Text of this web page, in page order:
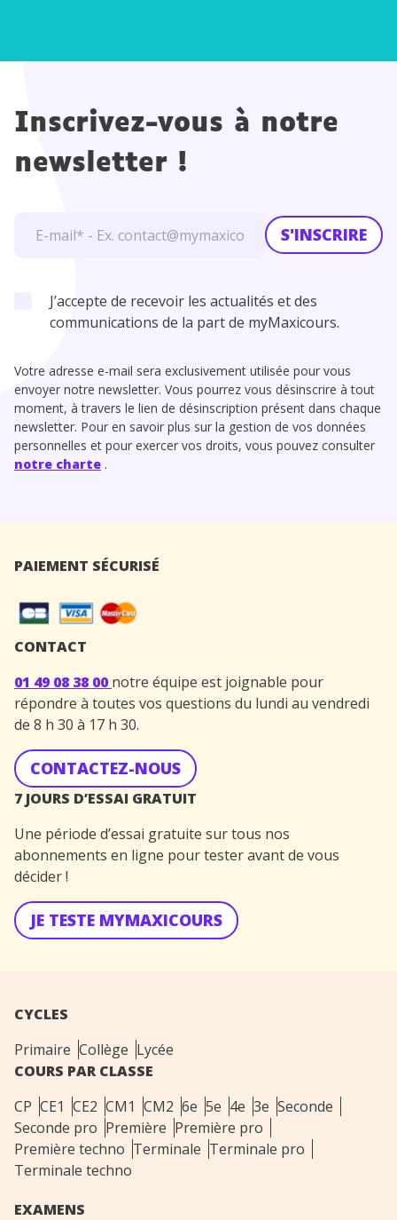
Inscrivez-vous à notre
newsletter !
S'INSCRIRE
J’accepte de recevoir les actualités et des
communications de la part de myMaxicours.
Votre adresse e-mail sera exclusivement utilisée pour vous
envoyer notre newsletter. Vous pourrez vous désinscrire à tout
moment, à travers le lien de désinscription présent dans chaque
newsletter. Pour en savoir plus sur la gestion de vos données
personnelles et pour exercer vos droits, vous pouvez consulter
notre charte .
PAIEMENT SÉCURISÉ
CONTACT
01 49 08 38 00 notre équipe est joignable pour
répondre à toutes vos questions du lundi au vendredi
de 8 h 30 à 17 h 30.
CONTACTEZ-NOUS
7 JOURS D’ESSAI GRATUIT
Une période d’essai gratuite sur tous nos
abonnements en ligne pour tester avant de vous
décider !
JE TESTE MYMAXICOURS
CYCLES
Primaire Collège Lycée
COURS PAR CLASSE
CP CE1 CE2 CM1 CM2 6e 5e 4e 3e Seconde
Seconde pro Première Première pro
Première techno Terminale Terminale pro
Terminale techno
EXAMENS